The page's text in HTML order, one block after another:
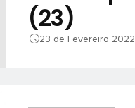
(23)
23 de Fevereiro 2022